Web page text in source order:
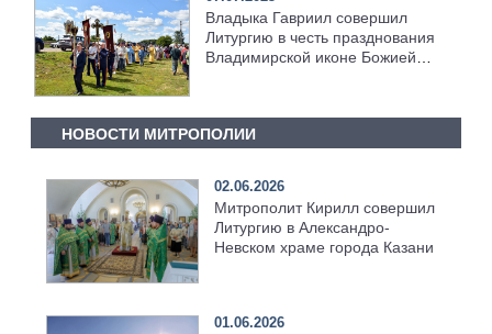
Владыка Гавриил совершил
Литургию в честь празднования
Владимирской иконе Божией
НОВОСТИ МИТРОПОЛИИ
02.06.2026
Митрополит Кирилл совершил
Литургию в Александро-
Невском храме города Казани
01.06.2026